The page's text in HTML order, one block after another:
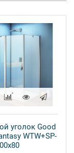
уголок Good
WTW+SP-